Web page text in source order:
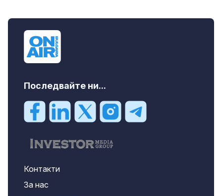
Последвайте ни...
Контакти
За нас